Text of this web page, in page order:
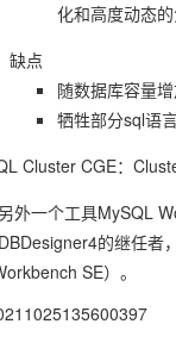
化和高度动态的
缺点
随数据库容量
牺牲部分sql语言
Cluster CGE：
外一个工具MySQL
的继任者
SE）。